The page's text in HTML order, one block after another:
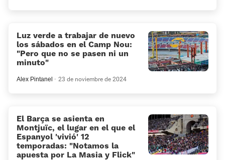
Luz verde a trabajar de nuevo
los sábados en el Camp Nou:
«Pero que no se pasen ni un
minuto»
Alex Pintanel 23 de noviembre de 2024
El Barça se asienta en
Montjuïc, el lugar en el que el
Espanyol 'vivió' 12
temporadas: «Notamos la
apuesta por La Masia y Flick»